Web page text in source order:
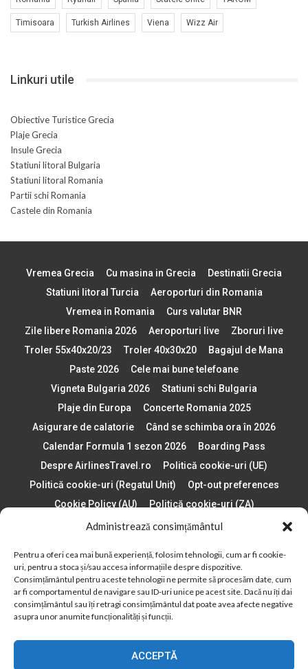
Administrează consimțământul
Pentru a oferi cea mai bună experiență, folosim tehnologii, cum ar fi cookie-
uri, pentru a stoca și/sau accesa informațiile despre dispozitive.
Consimțământul pentru aceste tehnologii ne permite să procesăm date, cum
ar fi comportamentul de navigare sau ID-uri unice pe acest site. Dacă nu îți dai
consimțământul sau îți retragi consimțământul dat poate avea afecte negative
asupra unor anumite funcționalități și funcții.
ACCEPTĂ
Timisoara Turkish Airlines Viena Wizz Air
Linkuri utile
Obiective Turistice Grecia
Plaje Grecia
Insule Grecia
Statiuni litoral Bulgaria
Statiuni litoral Romania
Partii schi Romania
Castele din Romania
Vremea Grecia Cu masina in Grecia
Destinatii Grecia
Statiuni litoral Turcia
Aeroporturi din Romania
Vremea in Romania
Curs valutar BNR
Zile libere Romania 2026
Aeroporturi live
Zboruri live
Troler 55x40x20/23
Troler 40x30x20
Bagajul de Mana
Paste 2026
Cele mai bune telefoane
Vigneta Bulgaria 2026
Statiuni schi Bulgaria
Plaje din Europa
Concerte Romania 2025
Asigurare de calatorie
Când se schimba ora în 2026
Calendar Formula 1 sezon 2026
Boarding Pass
Despre AirlinesTravel.ro
Politică cookie-uri (UE)
Politică cookie-uri (Regatul Unit)
Opt-out preferences
Cookie Policy (AU)
Politică cookie-uri (ZA)
Politică cookie-uri (Canada)
Politică cookie-uri (BR)
2012 - 2025 © Toate drepturile rezervate
Din 2012, AirlinesTravel.ro este o platformă de informare online,
specializată în aviație și turism!